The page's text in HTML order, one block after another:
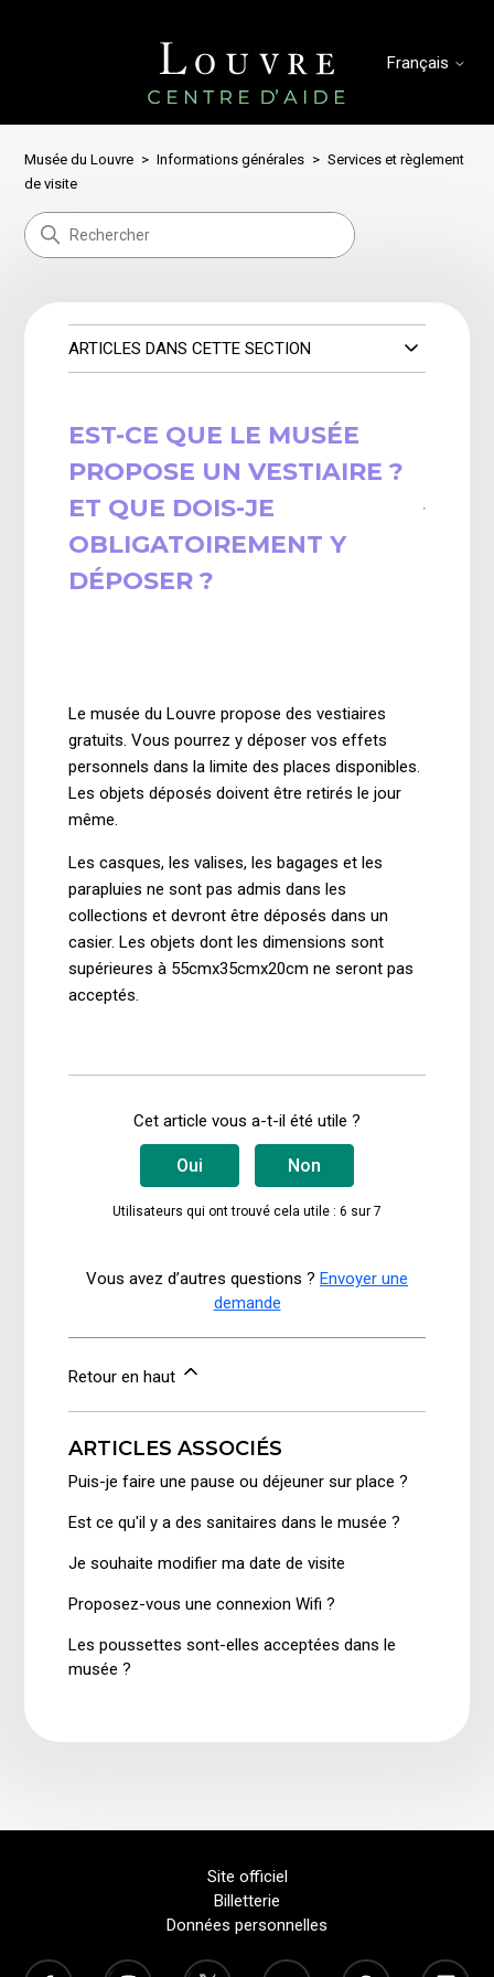
Français
Musée du Louvre Informations générales
Services et règlement
de visite
ARTICLES DANS CETTE SECTION
EST-CE QUE LE MUSÉE
PROPOSE UN VESTIAIRE ?
ET QUE DOIS-JE
OBLIGATOIREMENT Y
DÉPOSER ?
Le musée du Louvre propose des vestiaires
gratuits. Vous pourrez y déposer vos effets
personnels dans la limite des places disponibles.
Les objets déposés doivent être retirés le jour
même.
Les casques, les valises, les bagages et les
parapluies ne sont pas admis dans les
collections et devront être déposés dans un
casier.Les objets dont les dimensions sont
supérieures à 55cmx35cmx20cm ne seront pas
acceptés.
Cet article vous a-t-il été utile ?
Oui Non
Utilisateurs qui ont trouvé cela utile : 6 sur 7
Vous avez d’autres questions ? Envoyer une
demande
Retour en haut
ARTICLES ASSOCIÉS
Puis-je faire une pause ou déjeuner sur place ?
Est ce qu'il y a des sanitaires dans le musée ?
Je souhaite modifier ma date de visite
Proposez-vous une connexion Wifi ?
Les poussettes sont-elles acceptées dans le
musée ?
Site officiel
Billetterie
Données personnelles